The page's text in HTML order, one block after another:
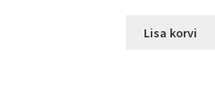
Lisa korvi